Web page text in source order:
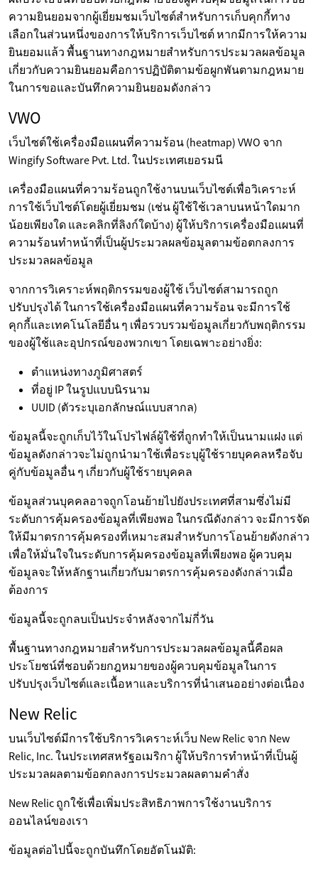
ความยินยอมจากผู้เยี่ยมชมเว็บไซต์สำหรับการเก็บคุกกี้ทาง
เลือกในส่วนหนึ่งของการให้บริการเว็บไซต์ หากมีการให้ความ
ยินยอมแล้ว พื้นฐานทางกฎหมายสำหรับการประมวลผลข้อมูล
เกี่ยวกับความยินยอมคือการปฏิบัติตามข้อผูกพันตามกฎหมาย
ในการขอและบันทึกความยินยอมดังกล่าว
VWO
เว็บไซต์ใช้เครื่องมือแผนที่ความร้อน (heatmap) VWO จาก
Wingify Software Pvt. Ltd. ในประเทศเยอรมนี
เครื่องมือแผนที่ความร้อนถูกใช้งานบนเว็บไซต์เพื่อวิเคราะห์
การใช้เว็บไซต์โดยผู้เยี่ยมชม (เช่น ผู้ใช้ใช้เวลาบนหน้าใดมาก
น้อยเพียงใด และคลิกที่ลิงก์ใดบ้าง) ผู้ให้บริการเครื่องมือแผนที่
ความร้อนทำหน้าที่เป็นผู้ประมวลผลข้อมูลตามข้อตกลงการ
ประมวลผลข้อมูล
จากการวิเคราะห์พฤติกรรมของผู้ใช้ เว็บไซต์สามารถถูก
ปรับปรุงได้ ในการใช้เครื่องมือแผนที่ความร้อน จะมีการใช้
คุกกี้และเทคโนโลยีอื่น ๆ เพื่อรวบรวมข้อมูลเกี่ยวกับพฤติกรรม
ของผู้ใช้และอุปกรณ์ของพวกเขา โดยเฉพาะอย่างยิ่ง:
ตำแหน่งทางภูมิศาสตร์
ที่อยู่ IP ในรูปแบบนิรนาม
UUID (ตัวระบุเอกลักษณ์แบบสากล)
ข้อมูลนี้จะถูกเก็บไว้ในโปรไฟล์ผู้ใช้ที่ถูกทำให้เป็นนามแฝง แต่
ข้อมูลดังกล่าวจะไม่ถูกนำมาใช้เพื่อระบุผู้ใช้รายบุคคลหรือจับ
คู่กับข้อมูลอื่น ๆ เกี่ยวกับผู้ใช้รายบุคคล
ข้อมูลส่วนบุคคลอาจถูกโอนย้ายไปยังประเทศที่สามซึ่งไม่มี
ระดับการคุ้มครองข้อมูลที่เพียงพอ ในกรณีดังกล่าว จะมีการจัด
ให้มีมาตรการคุ้มครองที่เหมาะสมสำหรับการโอนย้ายดังกล่าว
เพื่อให้มั่นใจในระดับการคุ้มครองข้อมูลที่เพียงพอ ผู้ควบคุม
ข้อมูลจะให้หลักฐานเกี่ยวกับมาตรการคุ้มครองดังกล่าวเมื่อ
ต้องการ
ข้อมูลนี้จะถูกลบเป็นประจำหลังจากไม่กี่วัน
พื้นฐานทางกฎหมายสำหรับการประมวลผลข้อมูลนี้คือผล
ประโยชน์ที่ชอบด้วยกฎหมายของผู้ควบคุมข้อมูลในการ
ปรับปรุงเว็บไซต์และเนื้อหาและบริการที่นำเสนออย่างต่อเนื่อง
New Relic
บนเว็บไซต์มีการใช้บริการวิเคราะห์เว็บ New Relic จาก New
Relic, Inc. ในประเทศสหรัฐอเมริกา ผู้ให้บริการทำหน้าที่เป็นผู้
ประมวลผลตามข้อตกลงการประมวลผลตามคำสั่ง
New Relic ถูกใช้เพื่อเพิ่มประสิทธิภาพการใช้งานบริการ
ออนไลน์ของเรา
ข้อมูลต่อไปนี้จะถูกบันทึกโดยอัตโนมัติ: